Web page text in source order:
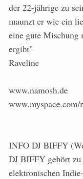
der 22-jährige zu
maunzt er wie ein
eine gute
ergibt"
Raveline
www.namosh.de
www.myspace.com/
INFO DJ BIFFY
DJ BIFFY gehört
elektronischen